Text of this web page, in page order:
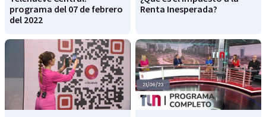
programa del 07 de febrero
del 2022
Renta Inesperada?